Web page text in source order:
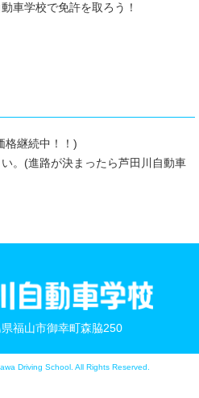
車学校で免許を取ろう！
格継続中！！)
。(進路が決まったら芦田川自動車
福山市御幸町森脇250
Driving School. All Rights Reserved.